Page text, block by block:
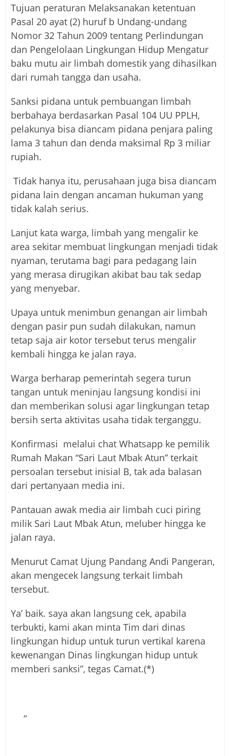
Tujuan peraturan Melaksanakan ketentuan
Pasal 20 ayat (2) huruf b Undang-undang
Nomor 32 Tahun 2009 tentang Perlindungan
dan Pengelolaan Lingkungan Hidup Mengatur
baku mutu air limbah domestik yang dihasilkan
dari rumah tangga dan usaha.
Sanksi pidana untuk pembuangan limbah
berbahaya berdasarkan Pasal 104 UU PPLH,
pelakunya bisa diancam pidana penjara paling
lama 3 tahun dan denda maksimal Rp 3 miliar
rupiah.
Tidak hanya itu, perusahaan juga bisa diancam
pidana lain dengan ancaman hukuman yang
tidak kalah serius.
Lanjut kata warga, limbah yang mengalir ke
area sekitar membuat lingkungan menjadi tidak
nyaman, terutama bagi para pedagang lain
yang merasa dirugikan akibat bau tak sedap
yang menyebar.
Upaya untuk menimbun genangan air limbah
dengan pasir pun sudah dilakukan, namun
tetap saja air kotor tersebut terus mengalir
kembali hingga ke jalan raya.
Warga berharap pemerintah segera turun
tangan untuk meninjau langsung kondisi ini
dan memberikan solusi agar lingkungan tetap
bersih serta aktivitas usaha tidak terganggu.
Konfirmasi melalui chat Whatsapp ke pemilik
Rumah Makan “Sari Laut Mbak Atun” terkait
persoalan tersebut inisial B, tak ada balasan
dari pertanyaan media ini.
Pantauan awak media air limbah cuci piring
milik Sari Laut Mbak Atun, meluber hingga ke
jalan raya.
Menurut Camat Ujung Pandang Andi Pangeran,
akan mengecek langsung terkait limbah
tersebut.
Ya’ baik. saya akan langsung cek, apabila
terbukti, kami akan minta Tim dari dinas
lingkungan hidup untuk turun vertikal karena
kewenangan Dinas lingkungan hidup untuk
memberi sanksi”, tegas Camat.(*)
”